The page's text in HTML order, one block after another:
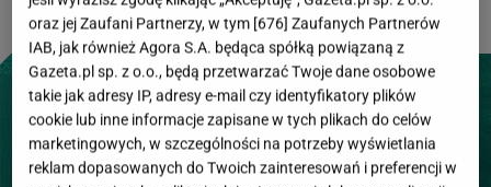
oraz jej Zaufani Partnerzy, w tym [676] Zaufanych Partnerów
IAB, jak również Agora S.A. będąca spółką powiązaną z
Gazeta.pl sp. z o.o., będą przetwarzać Twoje dane osobowe
takie jak adresy IP, adresy e-mail czy identyfikatory plików
cookie lub inne informacje zapisane w tych plikach do celów
marketingowych, w szczególności na potrzeby wyświetlania
reklam dopasowanych do Twoich zainteresowań i preferencji w